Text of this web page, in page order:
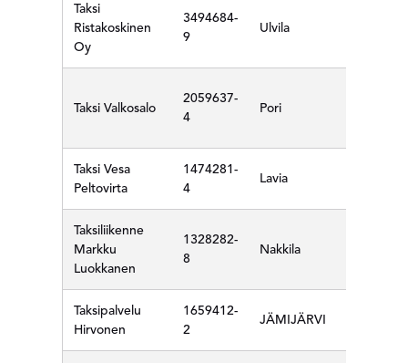
Taksi
Ristakoskinen
Oy
3494684-
9
Ulvila
Taksi Valkosalo
2059637-
4
Pori
Taksi Vesa
Peltovirta
1474281-
4
Lavia
Taksiliikenne
Markku
Luokkanen
1328282-
8
Nakkila
Taksipalvelu
Hirvonen
1659412-
2
JÄMIJÄRVI